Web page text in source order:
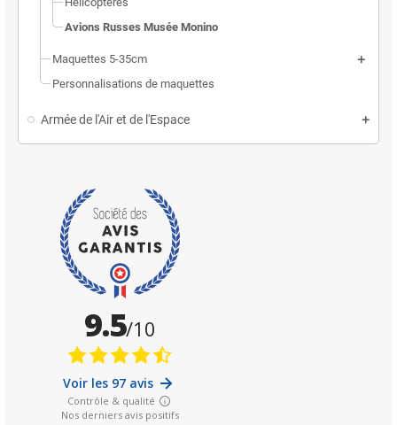
Avions Russes Musée Monino
Maquettes 5-35cm
Personnalisations de maquettes
Armée de l'Air et de l'Espace